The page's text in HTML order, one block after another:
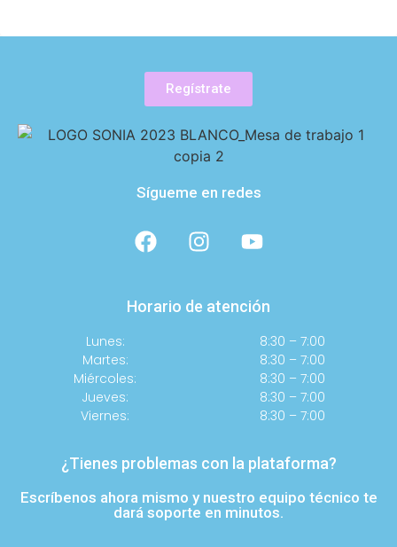
Regístrate
Sígueme en redes
Horario de atención
Lunes:
Martes:
Miércoles:
Jueves:
Viernes:
8:30 – 7:00
8:30 – 7:00
8:30 – 7:00
8:30 – 7:00
8:30 – 7:00
¿Tienes problemas con la plataforma?
Escríbenos ahora mismo y nuestro equipo técnico te
dará soporte en minutos.